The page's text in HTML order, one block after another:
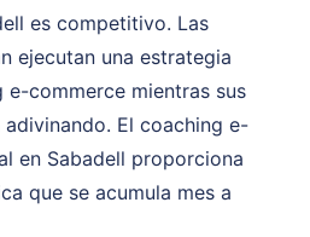
es competitivo. Las
ejecutan una estrategia
commerce mientras sus
El coaching e-
en Sabadell proporciona
que se acumula mes a